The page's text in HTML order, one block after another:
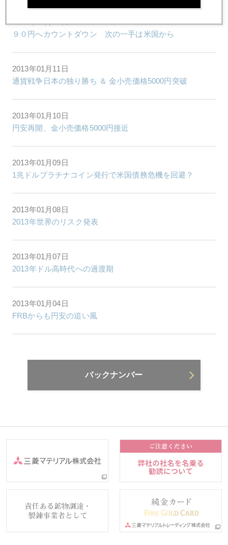
2013年01月15日
９０円へカウントダウン 次の一手は米国から
2013年01月11日
通貨戦争日本の独り勝ち ＆ 金小売価格5000円突破
2013年01月10日
円安再開、金小売価格5000円接近
2013年01月09日
1兆ドルプラチナコイン発行で米国債務危機を回避？
2013年01月08日
2013年世界のリスク発表
2013年01月07日
2013年ドル高時代への過渡期
2013年01月04日
FRBからも円安の追い風
バックナンバー